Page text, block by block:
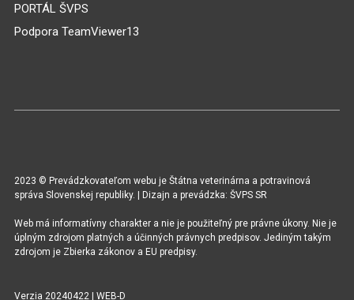
PORTÁL ŠVPS
Podpora TeamViewer13
2023 © Prevádzkovateľom webu je Štátna veterinárna a potravinová
správa Slovenskej republiky. | Dizajn a prevádzka: ŠVPS SR
Web má informatívny charakter a nie je použiteľný pre právne úkony. Nie je
úplným zdrojom platných a účinných právnych predpisov. Jediným takým
zdrojom je Zbierka zákonov a EU predpisy.
Verzia 20240422 | WEB-D